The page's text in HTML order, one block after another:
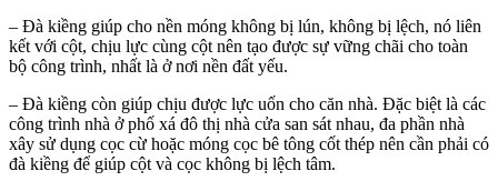
– Đà kiềng giúp cho nền móng không bị lún, không bị lệch, nó liên
kết với cột, chịu lực cùng cột nên tạo được sự vững chãi cho toàn
bộ công trình, nhất là ở nơi nền đất yếu.
– Đà kiềng còn giúp chịu được lực uốn cho căn nhà. Đặc biệt là các
công trình nhà ở phố xá đô thị nhà cửa san sát nhau, đa phần nhà
xây sử dụng cọc cừ hoặc móng cọc bê tông cốt thép nên cần phải có
đà kiềng để giúp cột và cọc không bị lệch tâm.